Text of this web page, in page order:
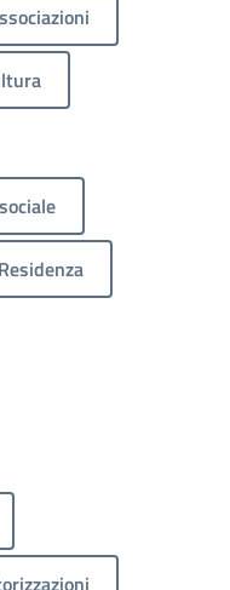
Residenza